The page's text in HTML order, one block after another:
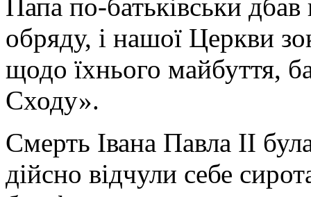
Папа по-батьківськи
обряду, і нашої Церкви
щодо їхнього майбуття,
Сходу».
Смерть Івана Павла ІІ
дійсно відчули себе